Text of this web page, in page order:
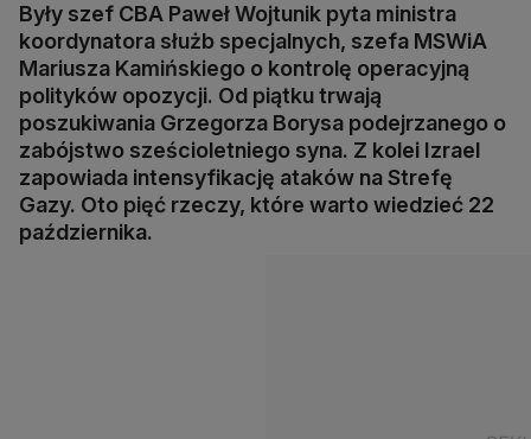
Były szef CBA Paweł Wojtunik pyta ministra
koordynatora służb specjalnych, szefa MSWiA
Mariusza Kamińskiego o kontrolę operacyjną
polityków opozycji. Od piątku trwają
poszukiwania Grzegorza Borysa podejrzanego o
zabójstwo sześcioletniego syna. Z kolei Izrael
zapowiada intensyfikację ataków na Strefę
Gazy. Oto pięć rzeczy, które warto wiedzieć 22
października.